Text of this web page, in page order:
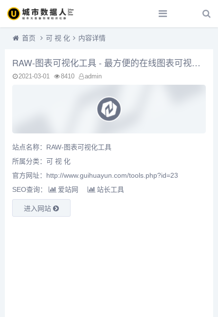
首页 可 视 化 内容详情
RAW-图表可视化工具 - 最方便的在线图表可视化工具
2021-03-01 8410 admin
站点名称：RAW-图表可视化工具
所属分类： 可 视 化
官方网址：http://www.guihuayun.com/tools.php?id=23
SEO查询：
爱站网 站长工具
进入网站